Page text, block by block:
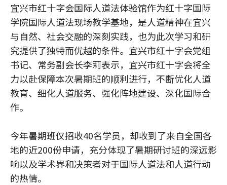
宜兴市红十字会国际人道法体验馆作为红十字国际
学院国际人道法现场教学基地，是人道精神在宜兴
与自然、社会交融的深刻实践，也为此次学习和研
究提供了独特而优越的条件。宜兴市红十字会党组
书记、常务副会长李莉表示，宜兴市红十字会将全
力以赴保障本次暑期班的顺利进行，不断优化人道
教育、细化人道服务、强化阵地建设、深化国际合
作。
今年暑期班仅招收40名学员，却收到了来自全国各
地的近200份申请，充分体现了暑期研讨班的深远影
响以及学术界和决策者对于国际人道法和人道行动
的热情。